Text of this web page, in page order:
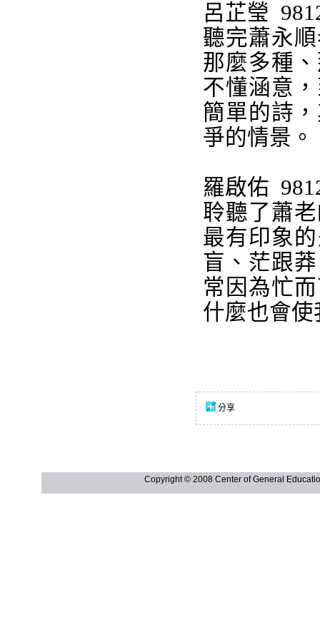
呂芷瑩
聽完蕭永
那麼多種
不懂涵意
簡單的詩
爭的情景。
羅啟佑
聆聽了蕭
最有印象
盲、茫跟
常因為忙
什麼也會
分享
Copyright © 2008 Center of General